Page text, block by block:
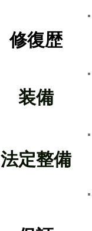
​修復歴
​装備
​法定整備